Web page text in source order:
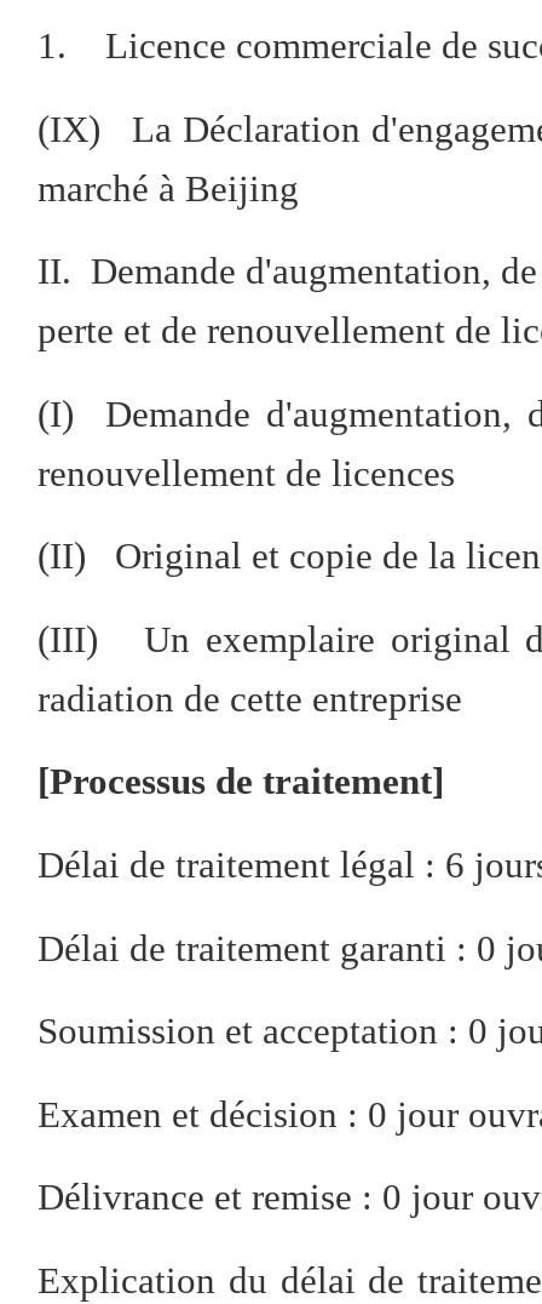
1. Licence commerciale de
(IX) La Déclaration
marché à Beijing
II. Demande d'augmentation,
perte et de renouvellement de
(I) Demande d'augmentation,
renouvellement de licences
(II) Original et copie de la
(III) Un exemplaire original
radiation de cette entreprise
[Processus de traitement]
Délai de traitement légal : 6
Délai de traitement garanti : 0
Soumission et acceptation : 0
Examen et décision : 0 jour
Délivrance et remise : 0 jour
Explication du délai de